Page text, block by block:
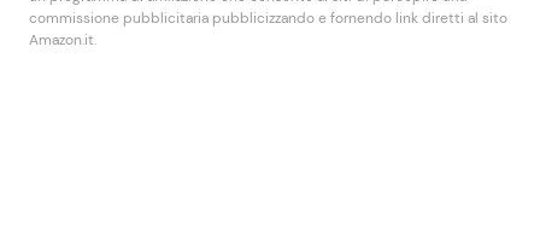
commissione pubblicitaria pubblicizzando e fornendo link diretti al sito
Amazon.it.